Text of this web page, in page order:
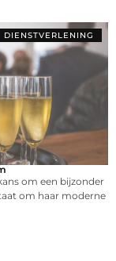
DIENSTVERLENING
om een bijzonder
om haar moderne